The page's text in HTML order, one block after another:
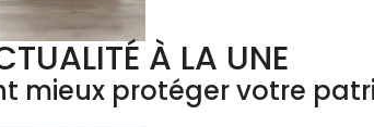
À LA UNE
mieux protéger votre